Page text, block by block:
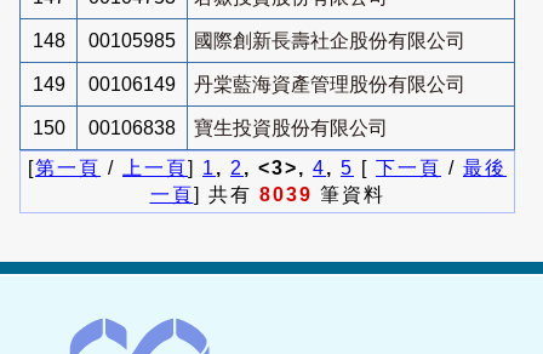
148 00105985 國際創新長壽社企股份有限公司
149 00106149 丹棠藍海資產管理股份有限公司
150 00106838
寶生投資股份有限公司
[第一頁 / 上一頁] 1 , 2 , <3>, 4, 5 [ 下一頁 / 最後
一頁] 共有 8039 筆資料